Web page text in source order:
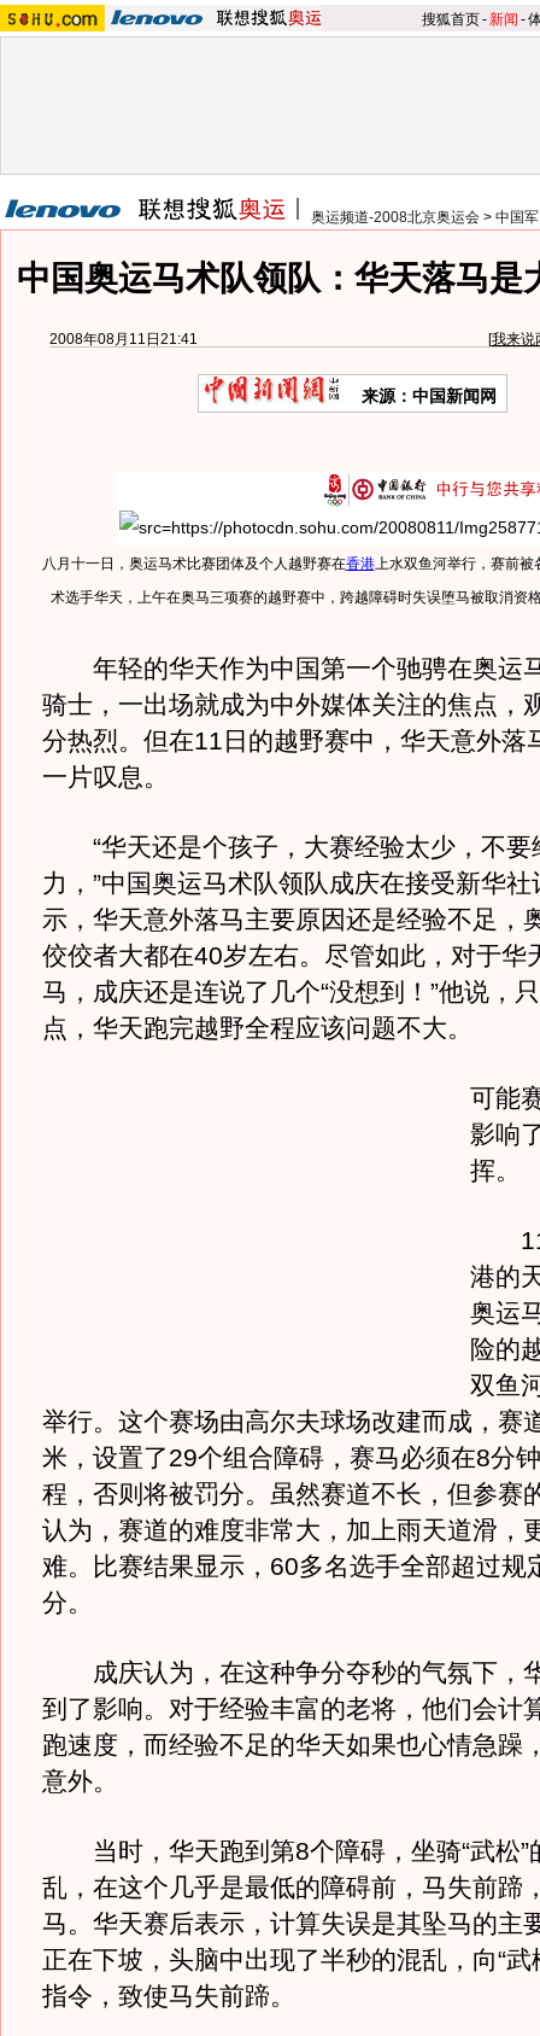
搜狐首页-新闻 -
奥运频道-2008北京奥运会 > 中国
中国奥运马术队领队：华天落马是
2008年08月11日21:41 [我来说
来源：中国新闻网
八月十一日，奥运马术比赛团体及个人越野赛在香港上水双鱼河举行，赛前被
术选手华天，上午在奥马三项赛的越野赛中，跨越障碍时失误堕马被取消资
年轻的华天作为中国第一个驰骋在奥运
骑士，一出场就成为中外媒体关注的焦点，
分热烈。但在11日的越野赛中，华天意外落
一片叹息。
“华天还是个孩子，大赛经验太少，不要
力，”中国奥运马术队领队成庆在接受新华
示，华天意外落马主要原因还是经验不足，
佼佼者大都在40岁左右。尽管如此，对于华
马，成庆还是连说了几个“没想到！”他说，
点，华天跑完越野全程应该问题不大。
可能
影响
挥。
11
港的
奥运
险的
双鱼
举行。这个赛场由高尔夫球场改建而成，赛
米，设置了29个组合障碍，赛马必须在8分
程，否则将被罚分。虽然赛道不长，但参赛
认为，赛道的难度非常大，加上雨天道滑，
难。比赛结果显示，60多名选手全部超过规
分。
成庆认为，在这种争分夺秒的气氛下，
到了影响。对于经验丰富的老将，他们会计
跑速度，而经验不足的华天如果也心情急躁
意外。
当时，华天跑到第8个障碍，坐骑“武松”
乱，在这个几乎是最低的障碍前，马失前蹄
马。华天赛后表示，计算失误是其坠马的主
正在下坡，头脑中出现了半秒的混乱，向“武
指令，致使马失前蹄。